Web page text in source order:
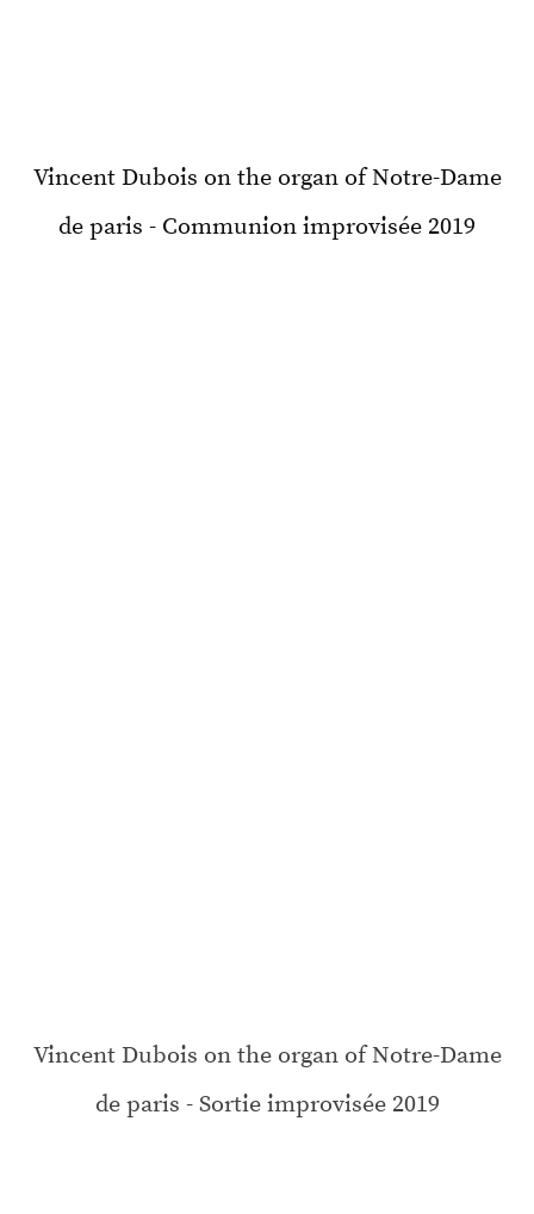
Vincent Dubois on the organ of Notre-Dame
de paris - Communion improvisée 2019
Vincent Dubois on the organ of Notre-Dame
de paris - Sortie improvisée 2019